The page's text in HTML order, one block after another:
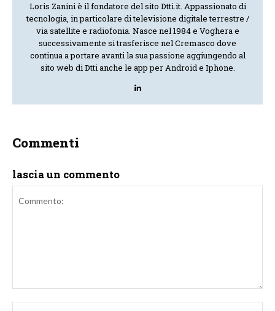
Loris Zanini è il fondatore del sito Dtti.it. Appassionato di
tecnologia, in particolare di televisione digitale terrestre /
via satellite e radiofonia. Nasce nel 1984 e Voghera e
successivamente si trasferisce nel Cremasco dove
continua a portare avanti la sua passione aggiungendo al
sito web di Dtti anche le app per Android e Iphone.
Commenti
lascia un commento